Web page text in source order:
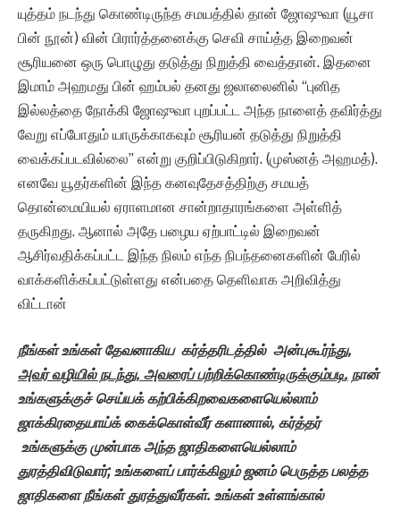
யுத்தம் நடந்து கொண்டிருந்த சமயத்தில் தான் ஜோஷுவா (யூசா
பின் நூன்) வின் பிரார்த்தனைக்கு செவி சாய்த்த இறைவன்
சூரியனை ஒரு பொழுது தடுத்து நிறுத்தி வைத்தான். இதனை
இமாம் அஹமது பின் ஹம்பல் தனது ஜலாலைனில் “புனித
இல்லத்தை நோக்கி ஜோஷுவா புறப்பட்ட அந்த நாளைத் தவிர்த்து
வேறு எப்போதும் யாருக்காகவும் சூரியன் தடுத்து நிறுத்தி
வைக்கப்படவில்லை” என்று குறிப்பிடுகிறார். (முஸ்னத் அஹமத்).
எனவே யூதர்களின் இந்த கனவுதேசத்திற்கு சமயத்
தொன்மையியல் ஏராளமான சான்றாதாரங்களை அள்ளித்
தருகிறது. ஆனால் அதே பழைய ஏற்பாட்டில் இறைவன்
ஆசிர்வதிக்கப்பட்ட இந்த நிலம் எந்த நிபந்தனைகளின் பேரில்
வாக்களிக்கப்பட்டுள்ளது என்பதை தெளிவாக அறிவித்து
விட்டான்
நீங்கள் உங்கள் தேவனாகிய கர்த்தரிடத்தில் அன்புகூர்ந்து,
அவர் வழியில் நடந்து, அவரைப் பற்றிக்கொண்டிருக்கும்படி, நான்
உங்களுக்குச் செய்யக் கற்பிக்கிறவைகளையெல்லாம்
ஜாக்கிரதையாய்க் கைக்கொள்வீர் களானால், கர்த்தர்
உங்களுக்கு முன்பாக அந்த ஜாதிகளையெல்லாம்
துரத்திவிடுவார்; உங்களைப் பார்க்கிலும் ஜனம் பெருத்த பலத்த
ஜாதிகளை நீங்கள் துரத்துவீர்கள். உங்கள் உள்ளங்கால்